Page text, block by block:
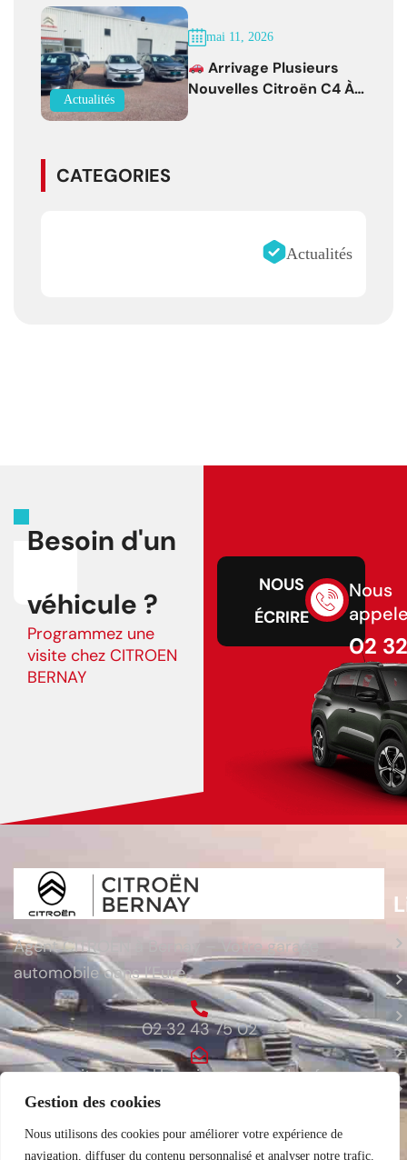
Gestion des cookies
Nous utilisons des cookies pour améliorer votre expérience de
navigation, diffuser du contenu personnalisé et analyser notre trafic.
Actualités
mai 11, 2026
Arrivage Plusieurs
Nouvelles Citroën C4 À
CATEGORIES
Actualités
Besoin d'un
véhicule ?
Programmez une
visite chez CITROEN
BERNAY
NOUS
ÉCRIRE
Nous
02 32
43 75
02
Agent CITROËN à Bernay – Votre garage
automobile dans l’Eure.
02 32 43 75 02
citroen.sarl.lauvriere@wanadoo.fr